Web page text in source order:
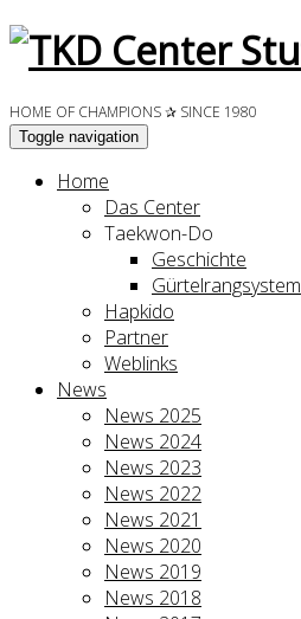
HOME OF CHAMPIONS ✰ SINCE 1980
Toggle navigation
Home
Das Center
Taekwon-Do
Geschichte
Gürtelrangsystem
Hapkido
Partner
Weblinks
News
News 2025
News 2024
News 2023
News 2022
News 2021
News 2020
News 2019
News 2018